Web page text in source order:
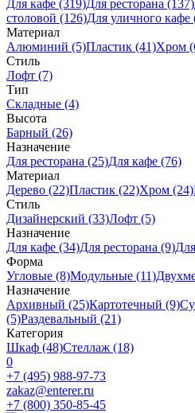
Для кафе (319)Для ресторана (137)
столовой (126)Для уличного кафе
Материал
Алюминий (5)Пластик (41)Хром
Стиль
Лофт (7)
Тип
Складные (4)
Высота
Барный (26)
Назначение
Для ресторана (25)Для кафе (76)
Материал
Дерево (22)Пластик (22)Хром (24)
Стиль
Дизайнерский (33)Лофт (5)
Назначение
Для кафе (34)Для ресторана (9)
Форма
Угловые (8)Модульные (11)
Назначение
Архивный (25)Картотечный (9)
(5)Раздевальный (21)
Категория
Шкаф (48)Стеллаж (18)
0
+7 (495) 988-97-73
zakaz@enterer.ru
+7 (800) 350-85-45